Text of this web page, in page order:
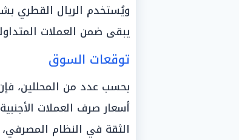
ويُستخدم الريال القطري
يبقى ضمن العملات
توقعات السوق
بحسب عدد من المحللين،
أسعار صرف العملات
الثقة في النظام المصرفي،